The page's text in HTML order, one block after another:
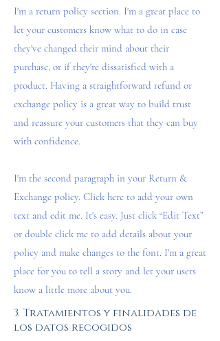
I'm a return policy section. I'm a great place to
let your customers know what to do in case
they've changed their mind about their
purchase, or if they're dissatisfied with a
product. Having a straightforward refund or
exchange policy is a great way to build trust
and reassure your customers that they can buy
with confidence.
I'm the second paragraph in your Return &
Exchange policy. Click here to add your own
text and edit me. It's easy. Just click “Edit Text”
or double click me to add details about your
policy and make changes to the font. I'm a great
place for you to tell a story and let your users
know a little more about you.
3. Tratamientos y finalidades de
los datos recogidos